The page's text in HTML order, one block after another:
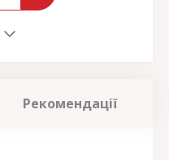
Рекомендації